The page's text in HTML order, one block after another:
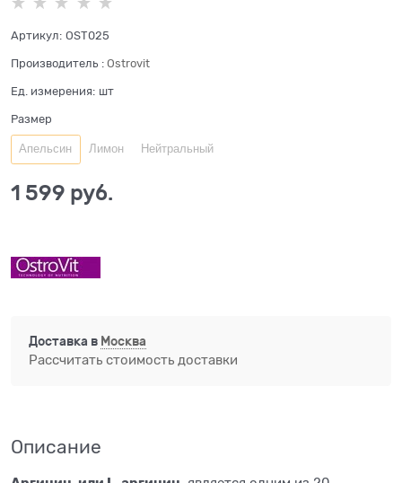
Артикул: OST025
Производитель : Ostrovit
Ед. измерения: шт
Размер
Апельсин Лимон Нейтральный
1 599 руб.
Доставка в Москва
Рассчитать стоимость доставки
Описание